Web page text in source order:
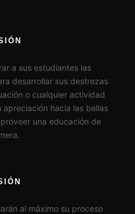
a sus estudiantes las
desarrollar sus destrezas
o cualquier actividad
hacia las bellas
una educación de
al máximo su proceso